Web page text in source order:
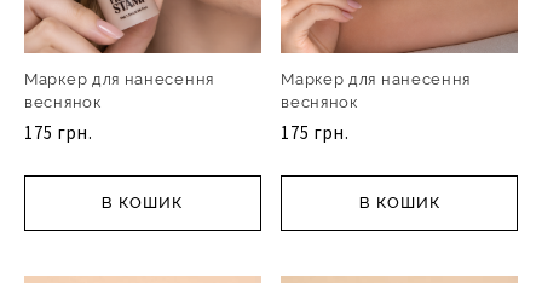
Маркер для нанесення
веснянок
175 грн.
В КОШИК
Маркер для нанесення
веснянок
175 грн.
В КОШИК